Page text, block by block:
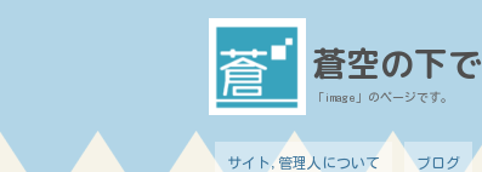
蒼空の下で
「image」のページです。
サイト,管理人について ブログ